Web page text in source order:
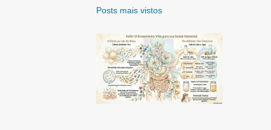
Posts mais vistos